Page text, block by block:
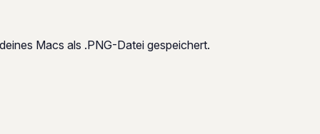
Macs als .PNG-Datei gespeichert.